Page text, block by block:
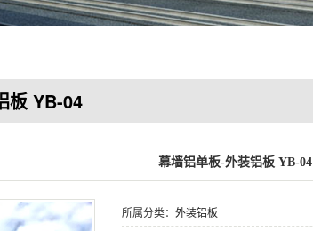
板 YB-04
幕墙铝单板-外装铝板 YB-04
所属分类： 外装铝板